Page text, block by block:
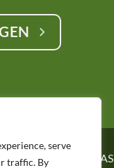
serve
traffic. ByPlantesalg AS